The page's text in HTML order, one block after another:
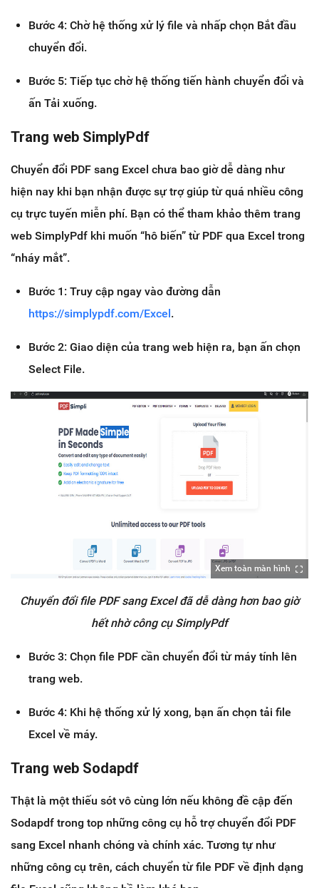
Bước 4: Chờ hệ thống xử lý file và nhấp chọn Bắt đầu
chuyển đổi.
Bước 5: Tiếp tục chờ hệ thống tiến hành chuyển đổi và
ấn Tải xuống.
Trang web SimplyPdf
Chuyển đổi PDF sang Excel chưa bao giờ dễ dàng như
hiện nay khi bạn nhận được sự trợ giúp từ quá nhiều công
cụ trực tuyến miễn phí. Bạn có thể tham khảo thêm trang
web SimplyPdf khi muốn “hô biến” từ PDF qua Excel trong
“nháy mắt”.
Bước 1: Truy cập ngay vào đường dẫn
https://simplypdf.com/Excel .
Bước 2: Giao diện của trang web hiện ra, bạn ấn chọn
Select File.
Xem toàn màn hình
Chuyển đổi file PDF sang Excel đã dễ dàng hơn bao giờ
hết nhờ công cụ SimplyPdf
Bước 3: Chọn file PDF cần chuyển đổi từ máy tính lên
trang web.
Bước 4: Khi hệ thống xử lý xong, bạn ấn chọn tải file
Excel về máy.
Trang web Sodapdf
Thật là một thiếu sót vô cùng lớn nếu không đề cập đến
Sodapdf trong top những công cụ hỗ trợ chuyển đổi PDF
sang Excel nhanh chóng và chính xác. Tương tự như
những công cụ trên, cách chuyển từ file PDF về định dạng